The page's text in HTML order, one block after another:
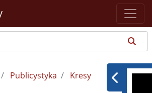
Publicystyka Kresy